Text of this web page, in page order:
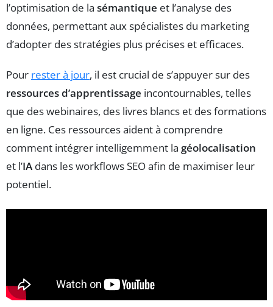
l’optimisation de la sémantique et l’analyse des
données, permettant aux spécialistes du marketing
d’adopter des stratégies plus précises et efficaces.
Pour rester à jour, il est crucial de s’appuyer sur des
ressources d’apprentissage incontournables, telles
que des webinaires, des livres blancs et des formations
en ligne. Ces ressources aident à comprendre
comment intégrer intelligemment la géolocalisation
et l’IA dans les workflows SEO afin de maximiser leur
potentiel.